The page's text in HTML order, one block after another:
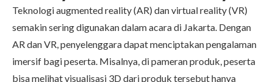
Teknologi augmented reality (AR) dan virtual reality (VR)
semakin sering digunakan dalam acara di Jakarta. Dengan
AR dan VR, penyelenggara dapat menciptakan pengalaman
imersif bagi peserta. Misalnya, di pameran produk, peserta
bisa melihat visualisasi 3D dari produk tersebut hanya